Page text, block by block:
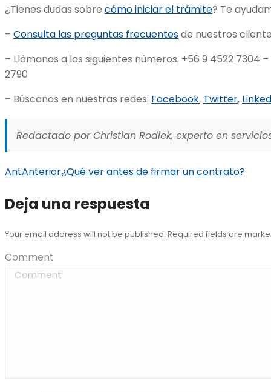
¿Tienes dudas sobre cómo iniciar el trámite? Te
– Consulta las preguntas frecuentesde nuestros
– Llámanos a los siguientes números. +56 9 4522 7304
2790
– Búscanos en nuestras redes: Facebook, Twitter,
Redactado por Christian Rodiek, experto en
AntAnterior¿Qué ver antes de firmar un contrato?
Deja una respuesta
Your email address will not be published. Required fields are
Comment